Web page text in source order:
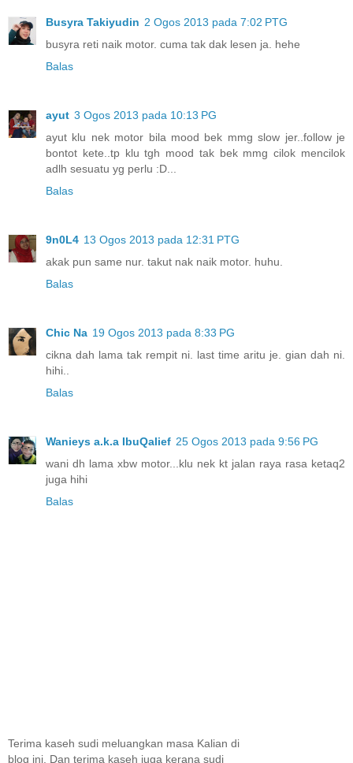
Busyra Takiyudin 2 Ogos 2013 pada 7:02 PTG
busyra reti naik motor. cuma tak dak lesen ja. hehe
Balas
ayut 3 Ogos 2013 pada 10:13 PG
ayut klu nek motor bila mood bek mmg slow jer..follow je
bontot kete..tp klu tgh mood tak bek mmg cilok mencilok
adlh sesuatu yg perlu :D...
Balas
9n0L4 13 Ogos 2013 pada 12:31 PTG
akak pun same nur. takut nak naik motor. huhu.
Balas
Chic Na 19 Ogos 2013 pada 8:33 PG
cikna dah lama tak rempit ni. last time aritu je. gian dah ni.
hihi..
Balas
Wanieys a.k.a IbuQalief 25 Ogos 2013 pada 9:56 PG
wani dh lama xbw motor...klu nek kt jalan raya rasa ketaq2
juga hihi
Balas
Terima kaseh sudi meluangkan masa Kalian di
blog ini. Dan terima kaseh juga kerana sudi